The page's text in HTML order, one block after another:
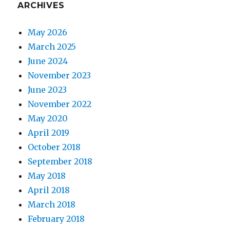
ARCHIVES
May 2026
March 2025
June 2024
November 2023
June 2023
November 2022
May 2020
April 2019
October 2018
September 2018
May 2018
April 2018
March 2018
February 2018